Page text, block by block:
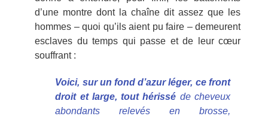
d’une montre dont la chaîne dit assez que les
hommes – quoi qu’ils aient pu faire – demeurent
esclaves du temps qui passe et de leur cœur
souffrant :
Voici, sur un fond d’azur léger, ce front
droit et large, tout hérissé de cheveux
abondants relevés en brosse,